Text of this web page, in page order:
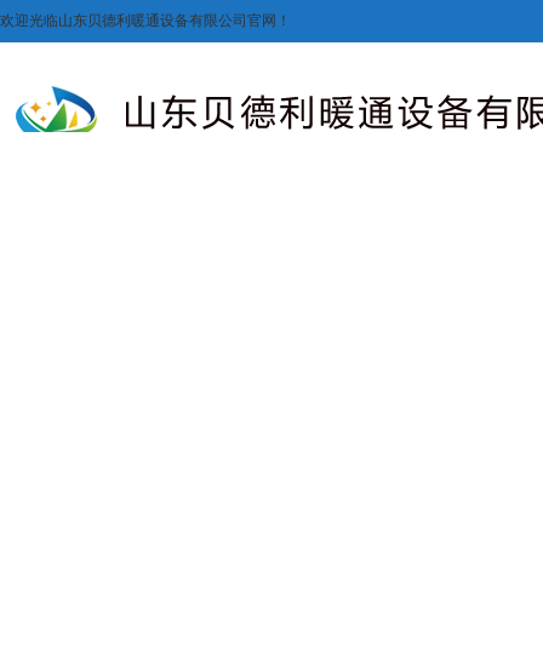
欢迎光临山东贝德利暖通设备有限公司官网！